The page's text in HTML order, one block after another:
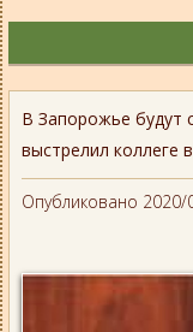
В Запорожье будут
выстрелил коллеге
Опубликовано 2020/